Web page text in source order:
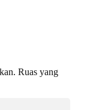
Ruas yang